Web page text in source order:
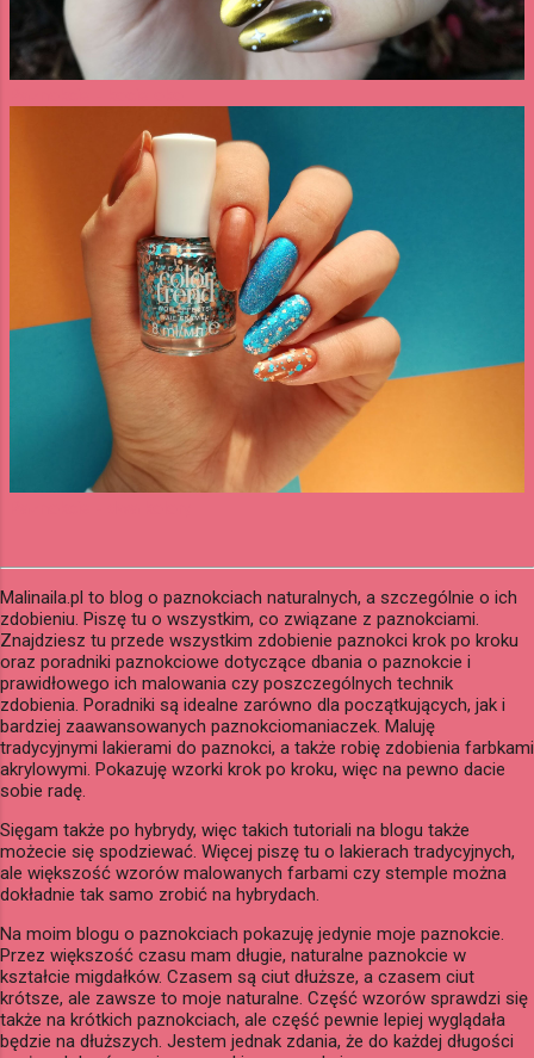
Malinaila.pl to blog o paznokciach naturalnych, a szczególnie o ich
zdobieniu. Piszę tu o wszystkim, co związane z paznokciami.
Znajdziesz tu przede wszystkim zdobienie paznokci krok po kroku
oraz poradniki paznokciowe dotyczące dbania o paznokcie i
prawidłowego ich malowania czy poszczególnych technik
zdobienia. Poradniki są idealne zarówno dla początkujących, jak i
bardziej zaawansowanych paznokciomaniaczek. Maluję
tradycyjnymi lakierami do paznokci, a także robię zdobienia farbkami
akrylowymi. Pokazuję wzorki krok po kroku, więc na pewno dacie
sobie radę.
Sięgam także po hybrydy, więc takich tutoriali na blogu także
możecie się spodziewać. Więcej piszę tu o lakierach tradycyjnych,
ale większość wzorów malowanych farbami czy stemple można
dokładnie tak samo zrobić na hybrydach.
Na moim blogu o paznokciach pokazuję jedynie moje paznokcie.
Przez większość czasu mam długie, naturalne paznokcie w
kształcie migdałków. Czasem są ciut dłuższe, a czasem ciut
krótsze, ale zawsze to moje naturalne. Część wzorów sprawdzi się
także na krótkich paznokciach, ale część pewnie lepiej wyglądała
będzie na dłuższych. Jestem jednak zdania, że do każdej długości